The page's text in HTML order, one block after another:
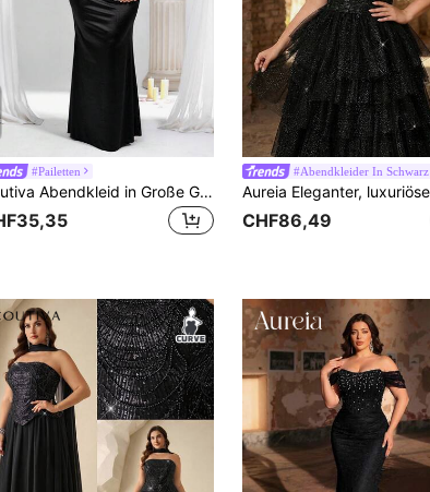
#Pailetten
Coutiva Abendkleid in Große Größen mit Pailletten-Patchwork, Off-Shoulder
#Abendkleider In Schwarz
CHF86,49